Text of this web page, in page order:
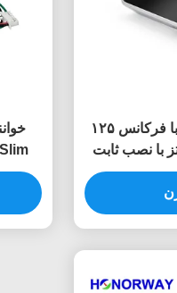
خواننده RFID NFC QR با فرکانس ۱۲۵
مگاهرتز با نصب ثابت
مدرن